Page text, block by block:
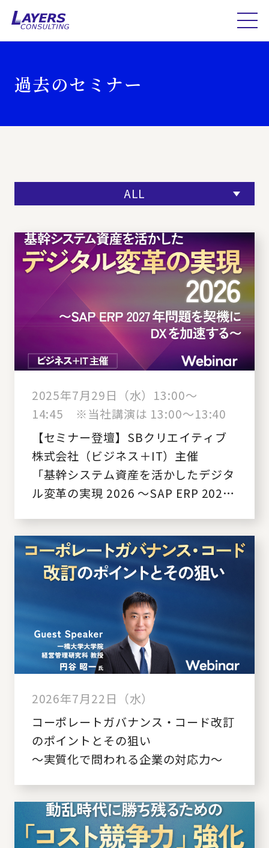
過去のセミナー
ALL
2025年7月29日（水）13:00～
14:45 ※当社講演は 13:00～13:40
【セミナー登壇】SBクリエイティブ
株式会社（ビジネス＋IT）主催
「基幹システム資産を活かしたデジタ
ル変革の実現 2026 ～SAP ERP 2027
2026年7月22日（水）
コーポレートガバナンス・コード改訂
のポイントとその狙い
～実質化で問われる企業の対応力～